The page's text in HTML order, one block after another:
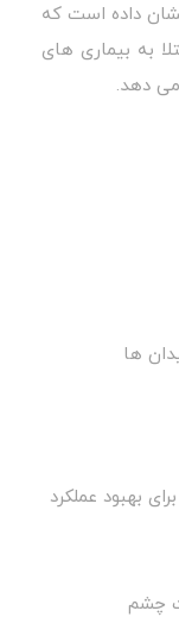
داده است که
به بیماری های
دهد.
بهبود عملکرد
چشم